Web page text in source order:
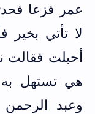
عمر فزعا
لا تأتي بخير
أحبلت فقالت
هي تستهل
وعبد